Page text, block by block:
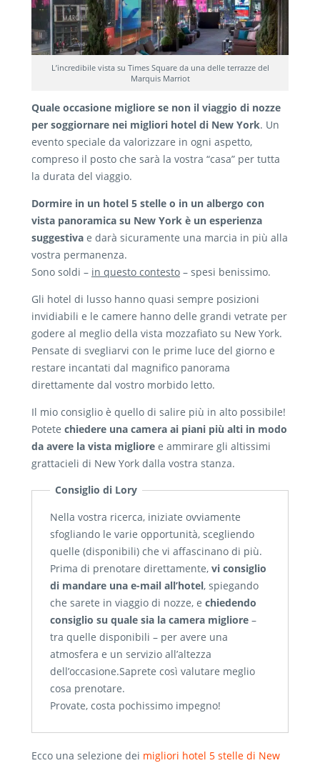
L’incredibile vista su Times Square da una delle terrazze del
Marquis Marriot
Quale occasione migliore se non il viaggio di nozze
per soggiornare nei migliori hotel di New York. Un
evento speciale da valorizzare in ogni aspetto,
compreso il posto che sarà la vostra “casa” per tutta
la durata del viaggio.
Dormire in un hotel 5 stelle o in un albergo con
vista panoramica su New York è un esperienza
suggestiva e darà sicuramente una marcia in più alla
vostra permanenza.
Sono soldi – in questo contesto – spesi benissimo.
Gli hotel di lusso hanno quasi sempre posizioni
invidiabili e le camere hanno delle grandi vetrate per
godere al meglio della vista mozzafiato su New York.
Pensate di svegliarvi con le prime luce del giorno e
restare incantati dal magnifico panorama
direttamente dal vostro morbido letto.
Il mio consiglio è quello di salire più in alto possibile!
Potete chiedere una camera ai piani più alti in modo
da avere la vista migliore e ammirare gli altissimi
grattacieli di New York dalla vostra stanza.
Consiglio di Lory
Nella vostra ricerca, iniziate ovviamente
sfogliando le varie opportunità, scegliendo
quelle (disponibili) che vi affascinano di più.
Prima di prenotare direttamente,vi consiglio
di mandare una e-mail all’hotel, spiegando
che sarete in viaggio di nozze, echiedendo
consiglio su quale sia la camera migliore –
tra quelle disponibili – per avere una
atmosfera e un servizio all’altezza
dell’occasione.Saprete così valutare meglio
cosa prenotare.
Provate, costa pochissimo impegno!
Ecco una selezione dei migliori hotel 5 stelle di New